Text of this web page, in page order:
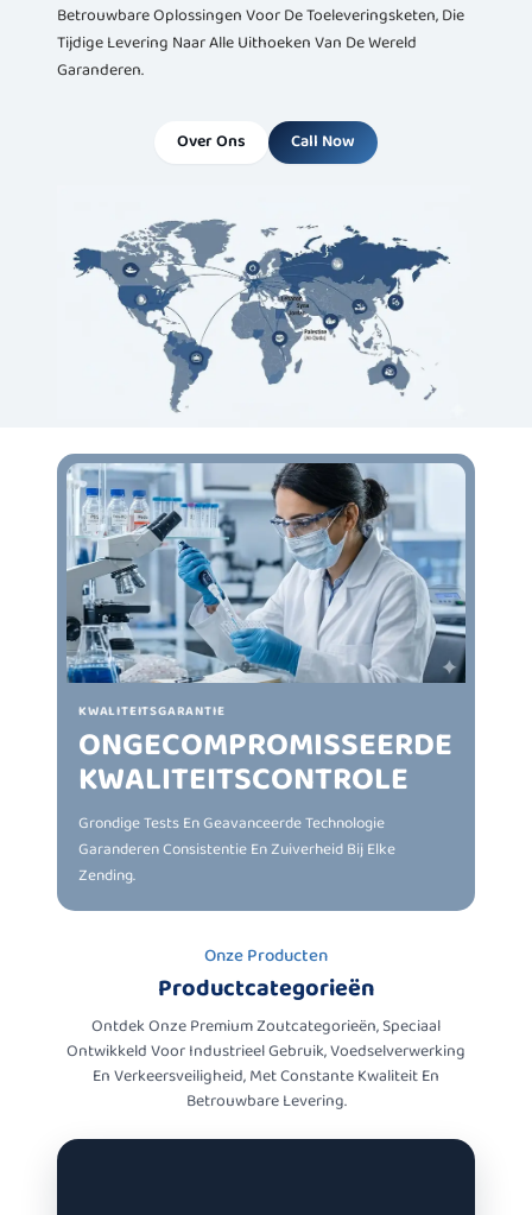
Betrouwbare Oplossingen Voor De Toeleveringsketen, Die
Tijdige Levering Naar Alle Uithoeken Van De Wereld
Garanderen.
Over Ons Call Now
KWALITEITSGARANTIE
ONGECOMPROMISSEERDE
KWALITEITSCONTROLE
Grondige Tests En Geavanceerde Technologie
Garanderen Consistentie En Zuiverheid Bij Elke
Zending.
Onze Producten
Productcategorieën
Ontdek Onze Premium Zoutcategorieën, Speciaal
Ontwikkeld Voor Industrieel Gebruik, Voedselverwerking
En Verkeersveiligheid, Met Constante Kwaliteit En
Betrouwbare Levering.